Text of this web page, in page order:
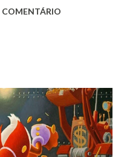
publicados, dirijo a
de educação
Sou uma liderança
progressista - porque
há os
e há os que pensam e
COMENTÁRIO